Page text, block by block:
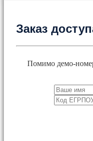
Заказ
Помимо демо-